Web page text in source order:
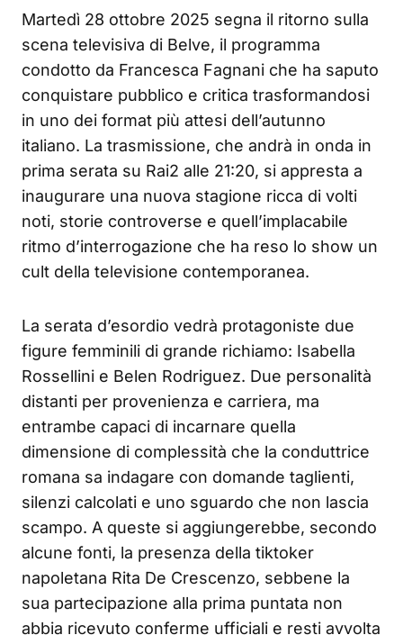
Martedì 28 ottobre 2025 segna il ritorno sulla
scena televisiva di Belve, il programma
condotto da Francesca Fagnani che ha saputo
conquistare pubblico e critica trasformandosi
in uno dei format più attesi dell’autunno
italiano. La trasmissione, che andrà in onda in
prima serata su Rai2 alle 21:20, si appresta a
inaugurare una nuova stagione ricca di volti
noti, storie controverse e quell’implacabile
ritmo d’interrogazione che ha reso lo show un
cult della televisione contemporanea.
La serata d’esordio vedrà protagoniste due
figure femminili di grande richiamo: Isabella
Rossellini e Belen Rodriguez. Due personalità
distanti per provenienza e carriera, ma
entrambe capaci di incarnare quella
dimensione di complessità che la conduttrice
romana sa indagare con domande taglienti,
silenzi calcolati e uno sguardo che non lascia
scampo. A queste si aggiungerebbe, secondo
alcune fonti, la presenza della tiktoker
napoletana Rita De Crescenzo, sebbene la
sua partecipazione alla prima puntata non
abbia ricevuto conferme ufficiali e resti avvolta